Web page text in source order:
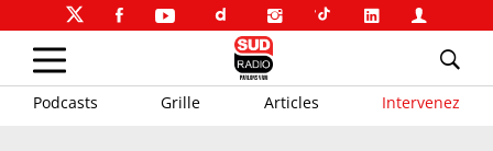
Podcasts Grille Articles Intervenez